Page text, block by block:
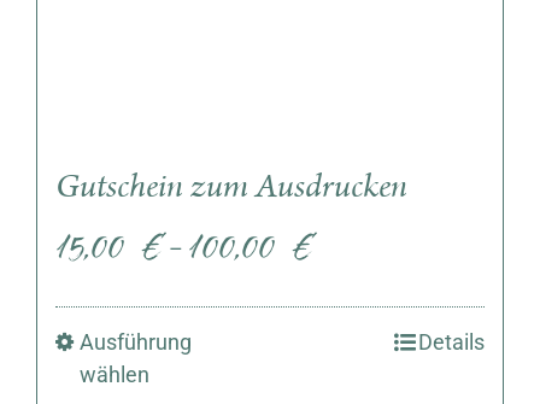
Gutschein zum Ausdrucken
15,00€ – 100,00€
Ausführung
wählen
Details